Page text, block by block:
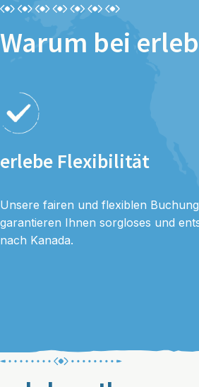
Warum bei
erlebe Flexibilität
Unsere fairen und flexiblen
garantieren Ihnen sorgloses und
nach Kanada.